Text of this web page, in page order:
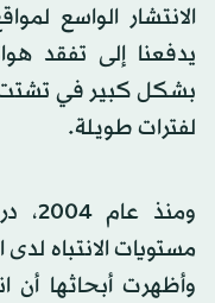
الانتشار الواسع
يدفعنا إلى تفقد
بشكل كبير في تشتت
لفترات طويلة.
مستويات الانتباه
وأظهرت أبحاثها أن